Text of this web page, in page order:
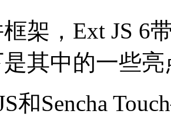
架，Ext JS 6
其中的一些亮
和Sencha